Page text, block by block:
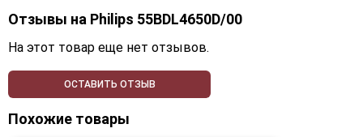
Отзывы на Philips 55BDL4650D/00
На этот товар еще нет отзывов.
ОСТАВИТЬ ОТЗЫВ
Похожие товары